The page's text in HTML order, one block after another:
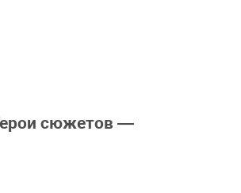
сюжетов —